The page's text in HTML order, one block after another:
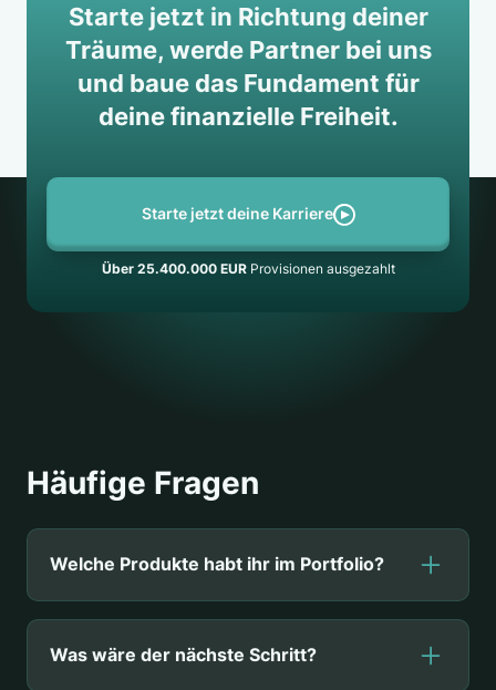
Starte jetzt in Richtung deiner
Träume, werde Partner bei uns
und baue das Fundament für
deine finanzielle Freiheit.
Starte jetzt deine Karriere
Über 25.400.000 EUR Provisionen ausgezahlt
Häufige Fragen
Welche Produkte habt ihr im Portfolio?
Wärmepumpen & Klimaanlagen, Türen &
Was wäre der nächste Schritt?